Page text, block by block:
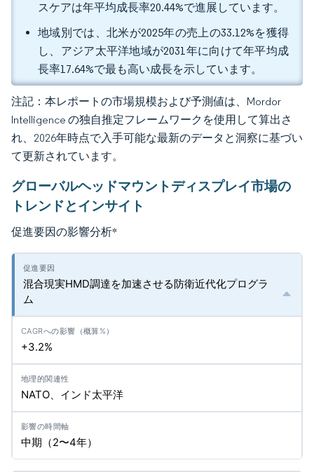
スケアは年平均成長率20.44%で進展しています。
地域別では、北米が2025年の売上の33.12%を獲得
し、アジア太平洋地域が2031年に向けて年平均成
長率17.64%で最も高い成長を示しています。
注記：本レポートの市場規模および予測値は、Mordor
Intelligence の独自推定フレームワークを使用して算出さ
れ、2026年時点で入手可能な最新のデータと洞察に基づい
て更新されています。
グローバルヘッドマウントディスプレイ市場の
トレンドとインサイト
促進要因の影響分析*
混合現実HMD調達を加速させる防衛近代化プログラ
ム
+3.2%
NATO、インド太平洋
中期（2〜4年）